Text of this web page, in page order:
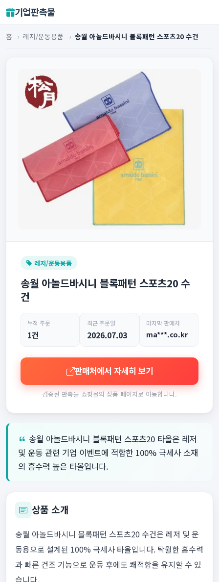
기업판촉물
홈 › 레저/운동용품 › 송월 아놀드바시니 블록패턴 스포츠20 수건
레저/운동용품
송월 아놀드바시니 블록패턴 스포츠20 수
건
누적 주문
1건
최근 주문일
2026.07.03
마지막 판매처
ma***.co.kr
판매처에서 자세히 보기
검증된 판촉물 쇼핑몰의 상품 페이지로 이동합니다.
송월 아놀드바시니 블록패턴 스포츠20 타올은 레저
및 운동 관련 기업 이벤트에 적합한 100% 극세사 소재
의 흡수력 높은 타올입니다.
상품 소개
송월 아놀드바시니 블록패턴 스포츠20 수건은 레저 및 운
동용으로 설계된 100% 극세사 타올입니다. 탁월한 흡수력
과 빠른 건조 기능으로 운동 후에도 쾌적함을 유지할 수 있